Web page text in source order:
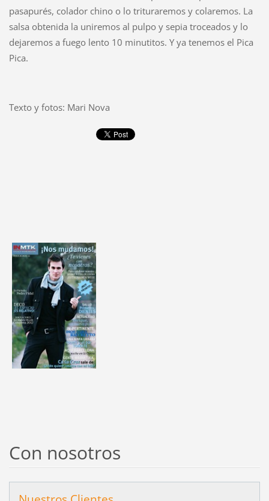
pasapurés, colador chino o lo trituraremos y colaremos. La
salsa obtenida la uniremos al pulpo y sepia troceados y lo
dejaremos a fuego lento 10 minutitos. Y ya tenemos el Pica
Pica.
Texto y fotos: Mari Nova
Con nosotros